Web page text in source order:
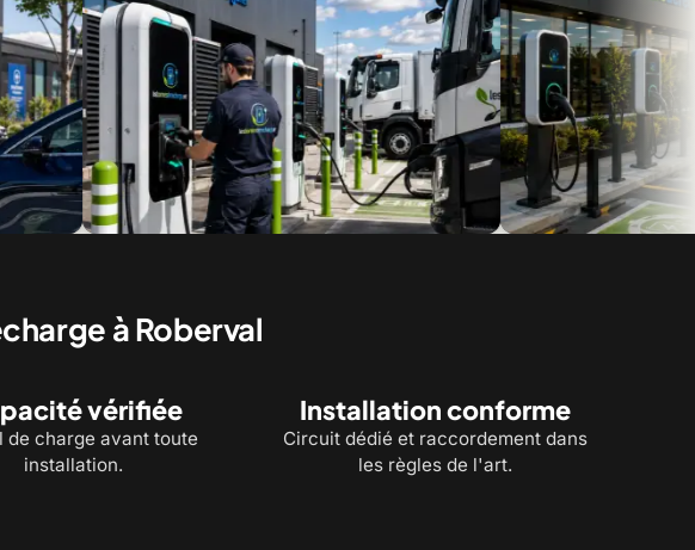
à Roberval
vérifiée
de charge avant toute
installation.
Installation conforme
Circuit dédié et raccordement dans
les règles de l'art.